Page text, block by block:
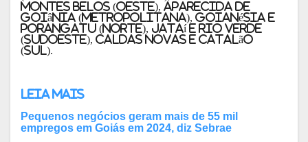
Montes Belos (Oeste), Aparecida de
Goiânia (Metropolitana), Goianésia e
Porangatu (Norte), Jataí e Rio Verde
(Sudoeste), Caldas Novas e Catalão
(Sul).
Leia mais
Pequenos negócios geram mais de 55 mil
empregos em Goiás em 2024, diz Sebrae